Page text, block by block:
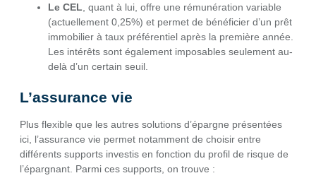
Le CEL, quant à lui, offre une rémunération variable
(actuellement 0,25%) et permet de bénéficier d’un prêt
immobilier à taux préférentiel après la première année.
Les intérêts sont également imposables seulement au-
delà d’un certain seuil.
L’assurance vie
Plus flexible que les autres solutions d’épargne présentées
ici, l’assurance vie permet notamment de choisir entre
différents supports investis en fonction du profil de risque de
l’épargnant. Parmi ces supports, on trouve :